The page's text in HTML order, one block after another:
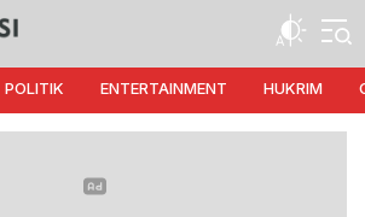
POLITIK ENTERTAINMENT HUKRIM